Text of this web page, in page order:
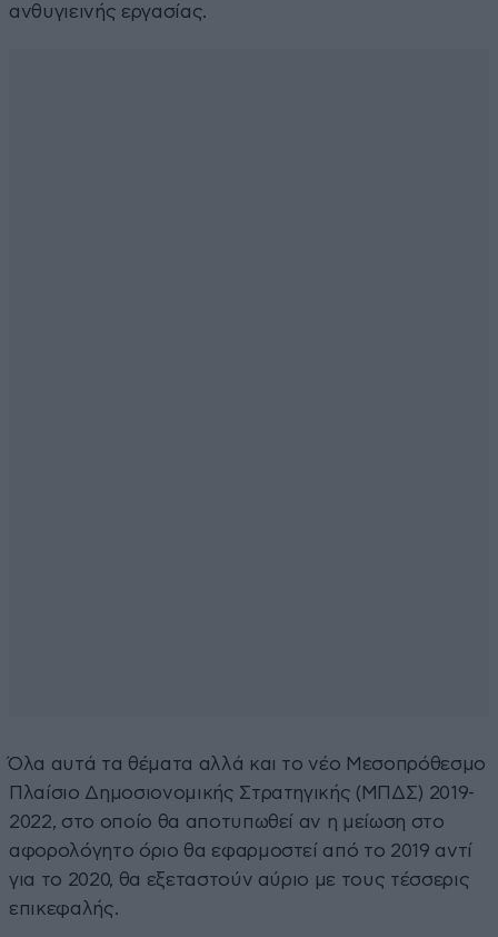
ανθυγιεινής εργασίας.
Όλα αυτά τα θέματα αλλά και το νέο Μεσοπρόθεσμο
Πλαίσιο Δημοσιονομικής Στρατηγικής (ΜΠΔΣ) 2019-
2022, στο οποίο θα αποτυπωθεί αν η μείωση στο
αφορολόγητο όριο θα εφαρμοστεί από το 2019 αντί
για το 2020, θα εξεταστούν αύριο με τους τέσσερις
επικεφαλής.